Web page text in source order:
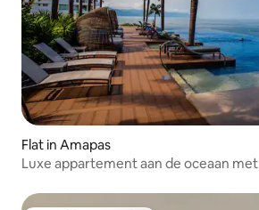
Flat in Amapas
Luxe appartement aan de oceaan met